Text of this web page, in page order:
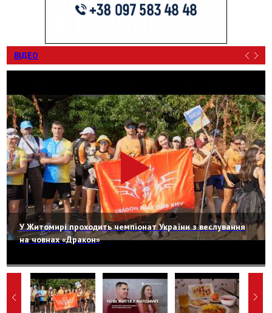
ВІДЕО
У Житомирі проходить чемпіонат України з веслування
на човнах «Дракон»